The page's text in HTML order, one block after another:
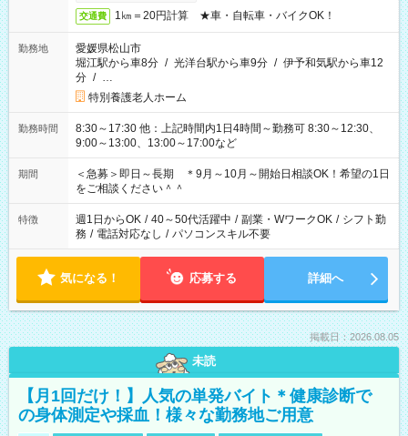
交通費 1㎞＝20円計算 ★車・自転車・バイクOK！
勤務地
愛媛県松山市
堀江駅から車8分 / 光洋台駅から車9分 / 伊予和気駅から車12
分 / …
特別養護老人ホーム
勤務時間
8:30～17:30 他：上記時間内1日4時間～勤務可 8:30～12:30、
9:00～13:00、13:00～17:00など
期間
＜急募＞即日～長期 ＊9月～10月～開始日相談OK！希望の1日
をご相談ください＾＾
特徴 週1日からOK / 40～50代活躍中 / 副業・WワークOK / シフト勤
務 / 電話対応なし / パソコンスキル不要
気になる！ 応募する 詳細へ
掲載日：2026.08.05
未読
【月1回だけ！】人気の単発バイト＊健康診断で
の身体測定や採血！様々な勤務地ご用意